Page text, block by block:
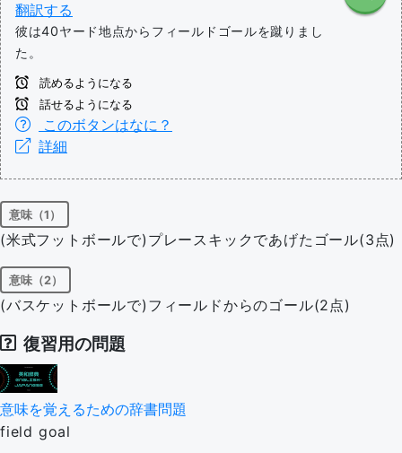
翻訳する
彼は40ヤード地点からフィールドゴールを蹴りまし
た。
読めるようになる
話せるようになる
このボタンはなに？
詳細
意味（1）
(米式フットボールで)プレースキックであげたゴール(3点)
意味（2）
(バスケットボールで)フィールドからのゴール(2点)
復習用の問題
意味を覚えるための辞書問題
field goal